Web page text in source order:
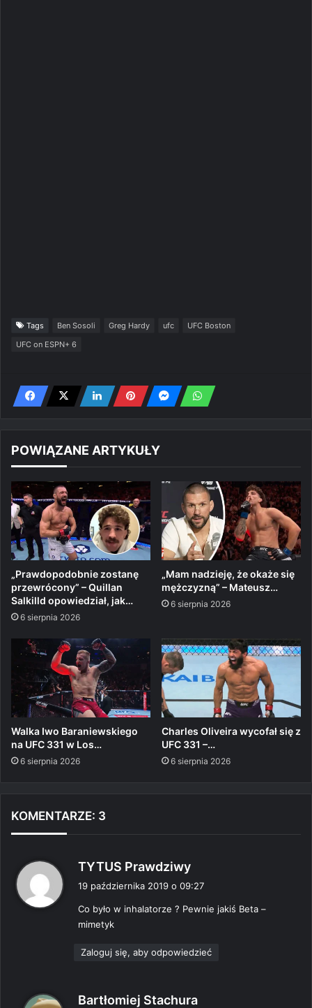
Tags Ben Sosoli Greg Hardy ufc
UFC Boston
UFC on ESPN+ 6
POWIĄZANE ARTYKUŁY
„Prawdopodobnie zostanę
przewrócony” – Quillan
Salkilld opowiedział, jak…
6 sierpnia 2026
„Mam nadzieję, że okaże się
mężczyzną” – Mateusz…
6 sierpnia 2026
Walka Iwo Baraniewskiego
na UFC 331 w Los…
6 sierpnia 2026
Charles Oliveira wycofał się z
UFC 331 –…
6 sierpnia 2026
KOMENTARZE: 3
TYTUS Prawdziwy
z
19 października 2019 o 09:27
Co było w inhalatorze ? Pewnie jakiś Beta –
mimetyk
Zaloguj się, aby odpowiedzieć
Bartłomiej Stachura